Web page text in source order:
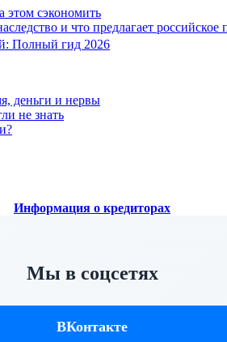
этом сэкономить
и что предлагает российское
Полный гид 2026
деньги и нервы
не знать
Информация о кредиторах
Мы в соцсетях
ВКонтакте